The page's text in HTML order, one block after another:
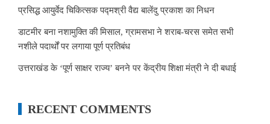
प्रसिद्ध आयुर्वेद चिकित्सक पद्मश्री वैद्य बालेंदु प्रकाश का निधन
डाटमीर बना नशामुक्ति की मिसाल, ग्रामसभा ने शराब-चरस समेत सभी
नशीले पदार्थों पर लगाया पूर्ण प्रतिबंध
उत्तराखंड के ‘पूर्ण साक्षर राज्य’ बनने पर केंद्रीय शिक्षा मंत्री ने दी बधाई
RECENT COMMENTS